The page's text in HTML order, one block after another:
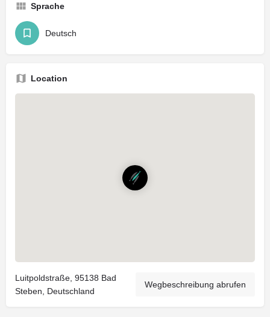
Sprache
Deutsch
Location
Luitpoldstraße, 95138 Bad
Steben, Deutschland
Wegbeschreibung abrufen